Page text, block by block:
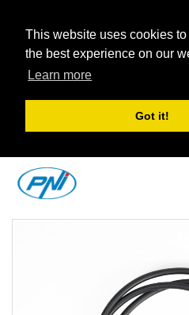
This website uses cookies
the best experience on our
Learn more
Got it!
Inhalt
springen